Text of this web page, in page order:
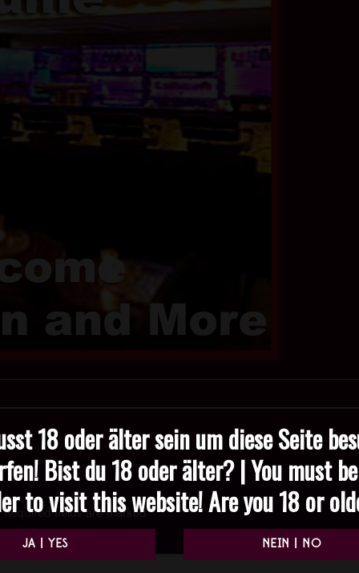
18 oder älter sein um diese Seite
Bist du 18 oder älter? | You must
to visit this website! Are you 18 or
Required fields are marked*